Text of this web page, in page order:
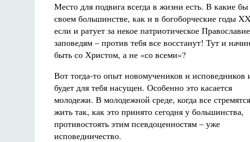
Место для подвига всегда в жизни есть. В какие
своем большинстве, как и в богоборческие годы
если и ратует за некое патриотическое
заповедям – против тебя все восстанут! Тут и
быть со Христом, а не «со всеми»?
Вот тогда-то опыт новомучеников и исповедников
будет для тебя насущен. Особенно это касается
молодежи. В молодежной среде, когда все стремятся
жить так, как это принято сегодня у большинства,
противостоять этим псевдоценностям – уже
исповедничество.